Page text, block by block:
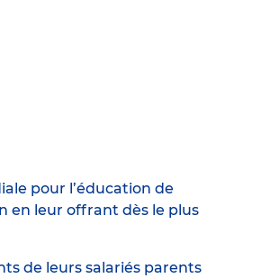
pour l’éducation de
en leur offrant dès le plus
de leurs salariés parents